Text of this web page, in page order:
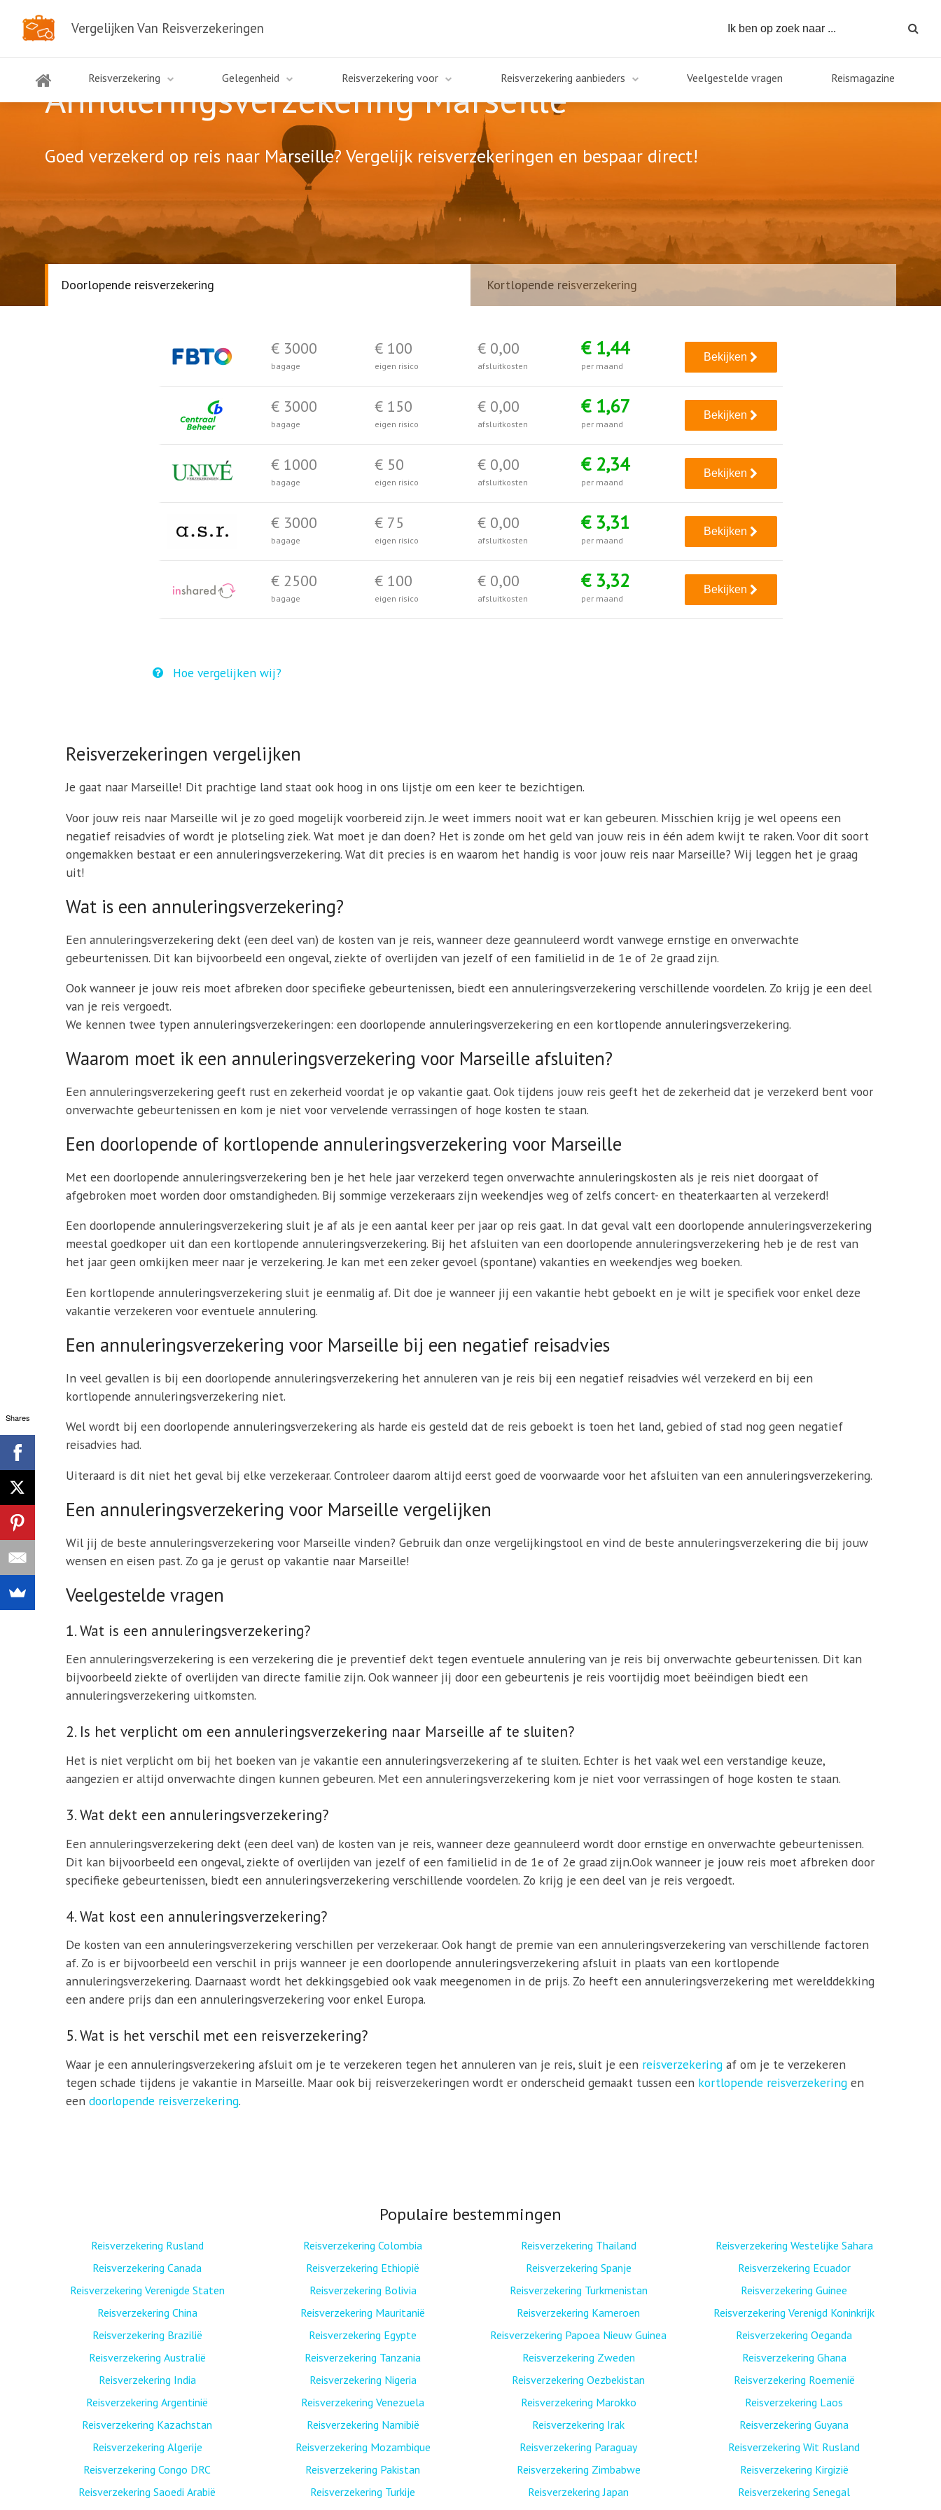
Vergelijken Van Reisverzekeringen
Reisverzekering Gelegenheid Reisverzekering voor Reisverzekering aanbieders Veelgestelde vragen Reismagazine
Annuleringsverzekering Marseille
Goed verzekerd op reis naar Marseille? Vergelijk reisverzekeringen en bespaar direct!
Doorlopende reisverzekering Kortlopende reisverzekering
€ 3000
bagage
€ 100
eigen risico
€ 0,00
afsluitkosten
€ 1,44
per maand
Bekijken
€ 3000
bagage
€ 150
eigen risico
€ 0,00
afsluitkosten
€ 1,67
per maand
Bekijken
€ 1000
bagage
€ 50
eigen risico
€ 0,00
afsluitkosten
€ 2,34
per maand
Bekijken
€ 3000
bagage
€ 75
eigen risico
€ 0,00
afsluitkosten
€ 3,31
per maand
Bekijken
€ 2500
bagage
€ 100
eigen risico
€ 0,00
afsluitkosten
€ 3,32
per maand
Bekijken
Hoe vergelijken wij?
Reisverzekeringen vergelijken
Je gaat naar Marseille! Dit prachtige land staat ook hoog in ons lijstje om een keer te bezichtigen.
Voor jouw reis naar Marseille wil je zo goed mogelijk voorbereid zijn. Je weet immers nooit wat er kan gebeuren. Misschien krijg je wel opeens een
negatief reisadvies of wordt je plotseling ziek. Wat moet je dan doen? Het is zonde om het geld van jouw reis in één adem kwijt te raken. Voor dit soort
ongemakken bestaat er een annuleringsverzekering. Wat dit precies is en waarom het handig is voor jouw reis naar Marseille? Wij leggen het je graag
uit!
Wat is een annuleringsverzekering?
Een annuleringsverzekering dekt (een deel van) de kosten van je reis, wanneer deze geannuleerd wordt vanwege ernstige en onverwachte
gebeurtenissen. Dit kan bijvoorbeeld een ongeval, ziekte of overlijden van jezelf of een familielid in de 1e of 2e graad zijn.
Ook wanneer je jouw reis moet afbreken door specifieke gebeurtenissen, biedt een annuleringsverzekering verschillende voordelen. Zo krijg je een deel
van je reis vergoedt.
We kennen twee typen annuleringsverzekeringen: een doorlopende annuleringsverzekering en een kortlopende annuleringsverzekering.
Waarom moet ik een annuleringsverzekering voor Marseille afsluiten?
Een annuleringsverzekering geeft rust en zekerheid voordat je op vakantie gaat. Ook tijdens jouw reis geeft het de zekerheid dat je verzekerd bent voor
onverwachte gebeurtenissen en kom je niet voor vervelende verrassingen of hoge kosten te staan.
Een doorlopende of kortlopende annuleringsverzekering voor Marseille
Met een doorlopende annuleringsverzekering ben je het hele jaar verzekerd tegen onverwachte annuleringskosten als je reis niet doorgaat of
afgebroken moet worden door omstandigheden. Bij sommige verzekeraars zijn weekendjes weg of zelfs concert- en theaterkaarten al verzekerd!
Een doorlopende annuleringsverzekering sluit je af als je een aantal keer per jaar op reis gaat. In dat geval valt een doorlopende annuleringsverzekering
meestal goedkoper uit dan een kortlopende annuleringsverzekering. Bij het afsluiten van een doorlopende annuleringsverzekering heb je de rest van
het jaar geen omkijken meer naar je verzekering. Je kan met een zeker gevoel (spontane) vakanties en weekendjes weg boeken.
Een kortlopende annuleringsverzekering sluit je eenmalig af. Dit doe je wanneer jij een vakantie hebt geboekt en je wilt je specifiek voor enkel deze
vakantie verzekeren voor eventuele annulering.
Een annuleringsverzekering voor Marseille bij een negatief reisadvies
In veel gevallen is bij een doorlopende annuleringsverzekering het annuleren van je reis bij een negatief reisadvies wél verzekerd en bij een
kortlopende annuleringsverzekering niet.
Wel wordt bij een doorlopende annuleringsverzekering als harde eis gesteld dat de reis geboekt is toen het land, gebied of stad nog geen negatief
reisadvies had.
Uiteraard is dit niet het geval bij elke verzekeraar. Controleer daarom altijd eerst goed de voorwaarde voor het afsluiten van een annuleringsverzekering.
Een annuleringsverzekering voor Marseille vergelijken
Wil jij de beste annuleringsverzekering voor Marseille vinden? Gebruik dan onze vergelijkingstool en vind de beste annuleringsverzekering die bij jouw
wensen en eisen past. Zo ga je gerust op vakantie naar Marseille!
Veelgestelde vragen
1. Wat is een annuleringsverzekering?
Een annuleringsverzekering is een verzekering die je preventief dekt tegen eventuele annulering van je reis bij onverwachte gebeurtenissen. Dit kan
bijvoorbeeld ziekte of overlijden van directe familie zijn. Ook wanneer jij door een gebeurtenis je reis voortijdig moet beëindigen biedt een
annuleringsverzekering uitkomsten.
2. Is het verplicht om een annuleringsverzekering naar Marseille af te sluiten?
Het is niet verplicht om bij het boeken van je vakantie een annuleringsverzekering af te sluiten. Echter is het vaak wel een verstandige keuze,
aangezien er altijd onverwachte dingen kunnen gebeuren. Met een annuleringsverzekering kom je niet voor verrassingen of hoge kosten te staan.
3. Wat dekt een annuleringsverzekering?
Een annuleringsverzekering dekt (een deel van) de kosten van je reis, wanneer deze geannuleerd wordt door ernstige en onverwachte gebeurtenissen.
Dit kan bijvoorbeeld een ongeval, ziekte of overlijden van jezelf of een familielid in de 1e of 2e graad zijn.Ook wanneer je jouw reis moet afbreken door
specifieke gebeurtenissen, biedt een annuleringsverzekering verschillende voordelen. Zo krijg je een deel van je reis vergoedt.
4. Wat kost een annuleringsverzekering?
De kosten van een annuleringsverzekering verschillen per verzekeraar. Ook hangt de premie van een annuleringsverzekering van verschillende factoren
af. Zo is er bijvoorbeeld een verschil in prijs wanneer je een doorlopende annuleringsverzekering afsluit in plaats van een kortlopende
annuleringsverzekering. Daarnaast wordt het dekkingsgebied ook vaak meegenomen in de prijs. Zo heeft een annuleringsverzekering met werelddekking
een andere prijs dan een annuleringsverzekering voor enkel Europa.
5. Wat is het verschil met een reisverzekering?
Waar je een annuleringsverzekering afsluit om je te verzekeren tegen het annuleren van je reis, sluit je een reisverzekering af om je te verzekeren
tegen schade tijdens je vakantie in Marseille. Maar ook bij reisverzekeringen wordt er onderscheid gemaakt tussen een kortlopende reisverzekering en
eendoorlopende reisverzekering.
Populaire bestemmingen
Reisverzekering Rusland
Reisverzekering Canada
Reisverzekering Verenigde Staten
Reisverzekering China
Reisverzekering Brazilië
Reisverzekering Australië
Reisverzekering India
Reisverzekering Argentinië
Reisverzekering Kazachstan
Reisverzekering Algerije
Reisverzekering Congo DRC
Reisverzekering Saoedi Arabië
Reisverzekering Colombia
Reisverzekering Ethiopië
Reisverzekering Bolivia
Reisverzekering Mauritanië
Reisverzekering Egypte
Reisverzekering Tanzania
Reisverzekering Nigeria
Reisverzekering Venezuela
Reisverzekering Namibië
Reisverzekering Mozambique
Reisverzekering Pakistan
Reisverzekering Turkije
Reisverzekering Thailand
Reisverzekering Spanje
Reisverzekering Turkmenistan
Reisverzekering Kameroen
Reisverzekering Papoea Nieuw Guinea
Reisverzekering Zweden
Reisverzekering Oezbekistan
Reisverzekering Marokko
Reisverzekering Irak
Reisverzekering Paraguay
Reisverzekering Zimbabwe
Reisverzekering Japan
Reisverzekering Westelijke Sahara
Reisverzekering Ecuador
Reisverzekering Guinee
Reisverzekering Verenigd Koninkrijk
Reisverzekering Oeganda
Reisverzekering Ghana
Reisverzekering Roemenië
Reisverzekering Laos
Reisverzekering Guyana
Reisverzekering Wit Rusland
Reisverzekering Kirgizië
Reisverzekering Senegal
Shares